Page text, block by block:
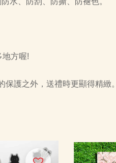
方喔!
護之外，送禮時更顯得精緻。